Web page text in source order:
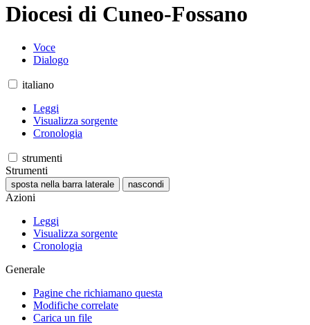
Diocesi di Cuneo-Fossano
Voce
Dialogo
italiano
Leggi
Visualizza sorgente
Cronologia
strumenti
Strumenti
sposta nella barra laterale nascondi
Azioni
Leggi
Visualizza sorgente
Cronologia
Generale
Pagine che richiamano questa
Modifiche correlate
Carica un file